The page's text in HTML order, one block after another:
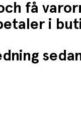
få
i